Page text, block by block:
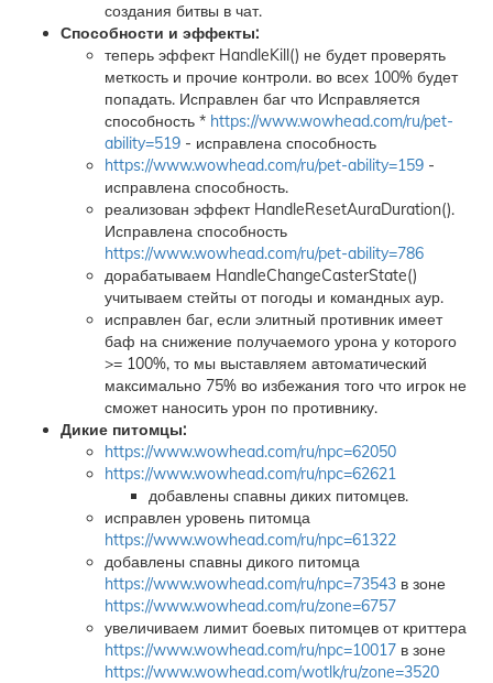
создания битвы в чат.
Способности и эффекты:
теперь эффект HandleKill() не будет проверять
меткость и прочие контроли. во всех 100% будет
попадать. Исправлен баг что Исправляется
способность * https://www.wowhead.com/ru/pet-
ability=519 - исправлена способность
https://www.wowhead.com/ru/pet-ability=159 -
исправлена способность.
реализован эффект HandleResetAuraDuration().
Исправлена способность
https://www.wowhead.com/ru/pet-ability=786
дорабатываем HandleChangeCasterState()
учитываем стейты от погоды и командных аур.
исправлен баг, если элитный противник имеет
баф на снижение получаемого урона у которого
>= 100%, то мы выставляем автоматический
максимально 75% во избежания того что игрок не
сможет наносить урон по противнику.
Дикие питомцы:
https://www.wowhead.com/ru/npc=62050
https://www.wowhead.com/ru/npc=62621
добавлены спавны диких питомцев.
исправлен уровень питомца
https://www.wowhead.com/ru/npc=61322
добавлены спавны дикого питомца
https://www.wowhead.com/ru/npc=73543 в зоне
https://www.wowhead.com/ru/zone=6757
увеличиваем лимит боевых питомцев от криттера
https://www.wowhead.com/ru/npc=10017 в зоне
https://www.wowhead.com/wotlk/ru/zone=3520